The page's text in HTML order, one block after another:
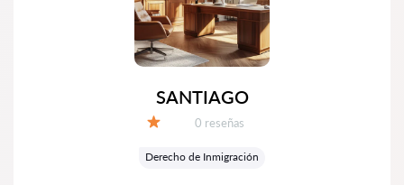
SANTIAGO
Número de reseñas:
0 reseñas
Derecho de Inmigración